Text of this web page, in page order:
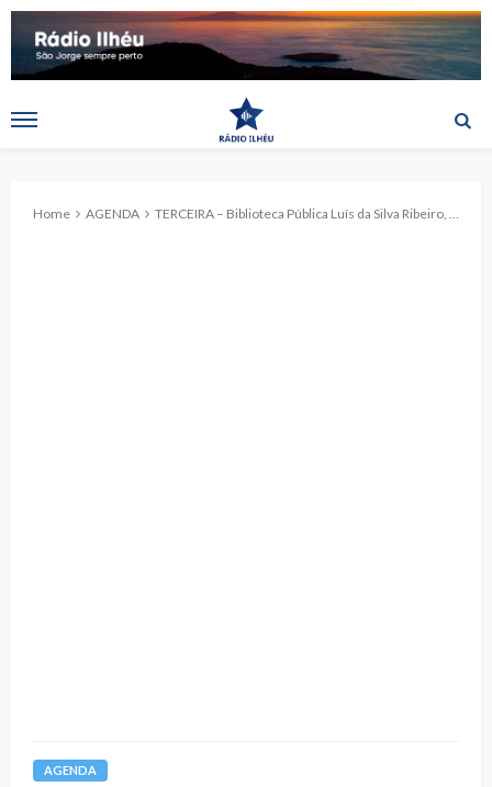
Home AGENDA TERCEIRA – Biblioteca Pública Luís da Silva Ribeiro, em Angra do Heroísmo, promove vídeo-palestra sobre “Desperdício Zero”
AGENDA